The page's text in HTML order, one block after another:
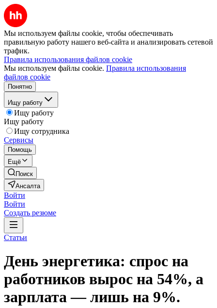
Мы используем файлы cookie, чтобы обеспечивать
правильную работу нашего веб-сайта и анализировать сетевой
трафик.
Правила использования файлов cookie
Мы используем файлы cookie. Правила использования
файлов cookie
Понятно
Ищу работу
Ищу работу
Ищу работу
Ищу сотрудника
Сервисы
Помощь
Ещё
Поиск
Ансалта
Войти
Войти
Создать резюме
Статьи
День энергетика: спрос на
работников вырос на 54%, а
зарплата — лишь на 9%.